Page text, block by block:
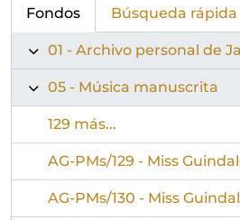
Fondos Búsqueda rápida
01 - Archivo personal de
05 - Música manuscrita
129 más...
AG-PMs/129 - Miss
AG-PMs/130 - Miss